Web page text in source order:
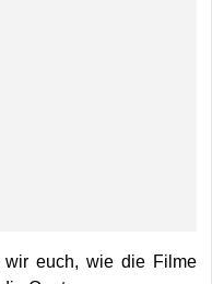
wir euch, wie die Filme